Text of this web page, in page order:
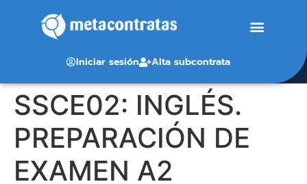
Iniciar sesión Alta subcontrata
SSCE02: INGLÉS.
PREPARACIÓN DE
EXAMEN A2